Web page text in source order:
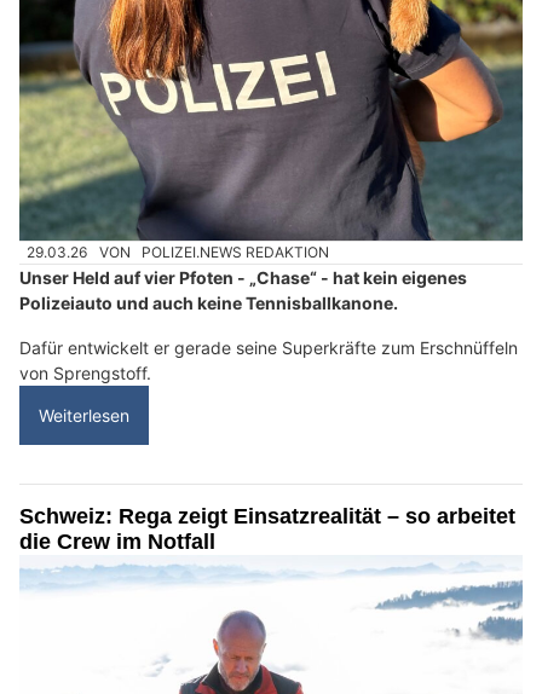
29.03.26 VON POLIZEI.NEWS REDAKTION
Unser Held auf vier Pfoten - „Chase“ - hat kein eigenes
Polizeiauto und auch keine Tennisballkanone.
Dafür entwickelt er gerade seine Superkräfte zum Erschnüffeln
von Sprengstoff.
Weiterlesen
Schweiz: Rega zeigt Einsatzrealität – so arbeitet
die Crew im Notfall